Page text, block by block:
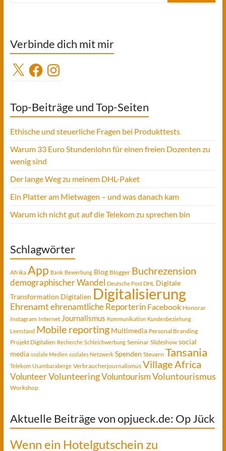
Verbinde dich mit mir
X FacebookInstagram
Top-Beiträge und Top-Seiten
Ethische und steuerliche Fragen bei Produkttests
Warum 33 Euro Stundenlohn für einen freien Dozenten zu
wenig sind
Der lange Weg zu meinem DHL-Paket
Ein Platter am Mietwagen – und was danach kam
Warum ich nicht gut auf die Telekom zu sprechen bin
Schlagwörter
Afrika App Bank Bewerbung Blog Blogger Buchrezension
demographischer Wandel Deutsche Post DHL
Digitale
Transformation Digitalien Digitalisierung
Ehrenamtehrenamtliche Reporterin Facebook Honorar
Instagram Internet Journalismus Kommunikation Kundenbeziehung
Leerstand Mobile reporting Multimedia Personal Branding
Projekt Digitalien Recherche Schleichwerbung Seminar Slideshow social
media soziale Medien soziales Netzwerk Spenden Steuern Tansania
Telekom Usambaraberge Verbraucherjournalismus Village Africa
VolunteerVolunteeringVoluntourismVoluntourismus
Workshop
Aktuelle Beiträge von opjueck.de: Op Jück
Wenn ein Hotelgutschein zu